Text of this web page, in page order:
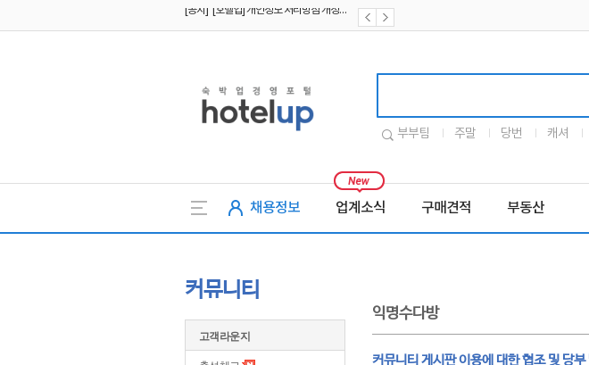
[공지] [호텔업] 유료서비스 이용약관 개정본2 (19.09.02)
부부팀 주말 당번 캐셔
채용정보 업계소식 구매견적 부동산
커뮤니티
고객라운지
익명수다방
커뮤니티 게시판 이용에 대한 협조 및 당부